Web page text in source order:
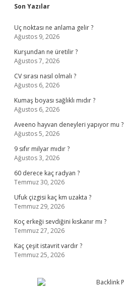
Sidebar
Son Yazılar
Uç noktası ne anlama gelir ?
Ağustos 9, 2026
Kurşundan ne üretilir ?
Ağustos 7, 2026
CV sırası nasıl olmalı ?
Ağustos 6, 2026
Kumaş boyası sağlıklı mıdır ?
Ağustos 6, 2026
Aveeno hayvan deneyleri yapıyor mu ?
Ağustos 5, 2026
9 sıfır milyar mıdır ?
Ağustos 3, 2026
60 derece kaç radyan ?
Temmuz 30, 2026
Ufuk çizgisi kaç km uzakta ?
Temmuz 29, 2026
Koç erkeği sevdiğini kıskanır mı ?
Temmuz 27, 2026
Kaç çeşit istavrit vardır ?
Temmuz 25, 2026